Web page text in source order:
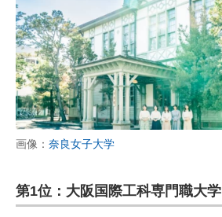
画像： 奈良女子大学
第1位：大阪国際工科専門職大学